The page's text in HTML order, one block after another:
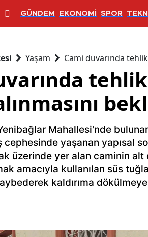
GÜNDEM EKONOMİ SPOR
Yaşam Cami duvarında
Mahallesi'nde
cephesinde yaşanan yapısal
üzerinde yer alan caminin
amacıyla kullanılan süs
kaldırıma dökülmeye